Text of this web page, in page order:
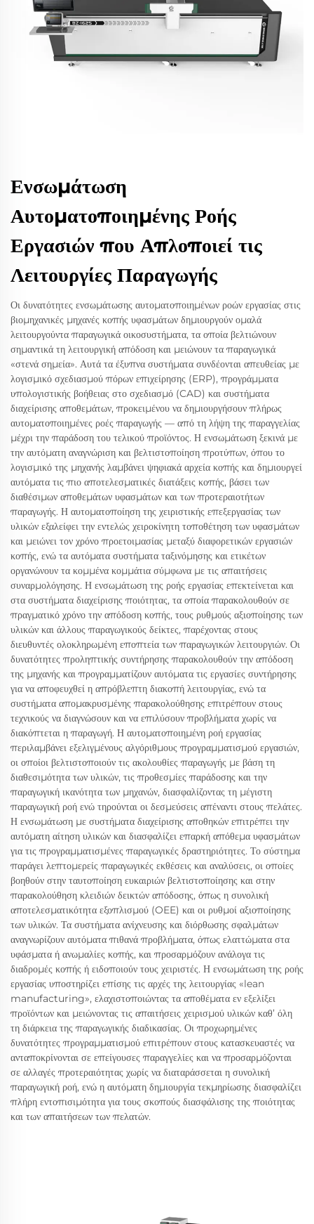
Ενσωμάτωση
Αυτοματοποιημένης Ροής
Εργασιών που Απλοποιεί τις
Λειτουργίες Παραγωγής
Οι δυνατότητες ενσωμάτωσης αυτοματοποιημένων ροών εργασίας στις
βιομηχανικές μηχανές κοπής υφασμάτων δημιουργούν ομαλά
λειτουργούντα παραγωγικά οικοσυστήματα, τα οποία βελτιώνουν
σημαντικά τη λειτουργική απόδοση και μειώνουν τα παραγωγικά
«στενά σημεία». Αυτά τα έξυπνα συστήματα συνδέονται απευθείας με
λογισμικό σχεδιασμού πόρων επιχείρησης (ERP), προγράμματα
υπολογιστικής βοήθειας στο σχεδιασμό (CAD) και συστήματα
διαχείρισης αποθεμάτων, προκειμένου να δημιουργήσουν πλήρως
αυτοματοποιημένες ροές παραγωγής — από τη λήψη της παραγγελίας
μέχρι την παράδοση του τελικού προϊόντος. Η ενσωμάτωση ξεκινά με
την αυτόματη αναγνώριση και βελτιστοποίηση προτύπων, όπου το
λογισμικό της μηχανής λαμβάνει ψηφιακά αρχεία κοπής και δημιουργεί
αυτόματα τις πιο αποτελεσματικές διατάξεις κοπής, βάσει των
διαθέσιμων αποθεμάτων υφασμάτων και των προτεραιοτήτων
παραγωγής. Η αυτοματοποίηση της χειριστικής επεξεργασίας των
υλικών εξαλείφει την εντελώς χειροκίνητη τοποθέτηση των υφασμάτων
και μειώνει τον χρόνο προετοιμασίας μεταξύ διαφορετικών εργασιών
κοπής, ενώ τα αυτόματα συστήματα ταξινόμησης και ετικέτων
οργανώνουν τα κομμένα κομμάτια σύμφωνα με τις απαιτήσεις
συναρμολόγησης. Η ενσωμάτωση της ροής εργασίας επεκτείνεται και
στα συστήματα διαχείρισης ποιότητας, τα οποία παρακολουθούν σε
πραγματικό χρόνο την απόδοση κοπής, τους ρυθμούς αξιοποίησης των
υλικών και άλλους παραγωγικούς δείκτες, παρέχοντας στους
διευθυντές ολοκληρωμένη εποπτεία των παραγωγικών λειτουργιών. Οι
δυνατότητες προληπτικής συντήρησης παρακολουθούν την απόδοση
της μηχανής και προγραμματίζουν αυτόματα τις εργασίες συντήρησης
για να αποφευχθεί η απρόβλεπτη διακοπή λειτουργίας, ενώ τα
συστήματα απομακρυσμένης παρακολούθησης επιτρέπουν στους
τεχνικούς να διαγνώσουν και να επιλύσουν προβλήματα χωρίς να
διακόπτεται η παραγωγή. Η αυτοματοποιημένη ροή εργασίας
περιλαμβάνει εξελιγμένους αλγόριθμους προγραμματισμού εργασιών,
οι οποίοι βελτιστοποιούν τις ακολουθίες παραγωγής με βάση τη
διαθεσιμότητα των υλικών, τις προθεσμίες παράδοσης και την
παραγωγική ικανότητα των μηχανών, διασφαλίζοντας τη μέγιστη
παραγωγική ροή ενώ τηρούνται οι δεσμεύσεις απέναντι στους πελάτες.
Η ενσωμάτωση με συστήματα διαχείρισης αποθηκών επιτρέπει την
αυτόματη αίτηση υλικών και διασφαλίζει επαρκή απόθεμα υφασμάτων
για τις προγραμματισμένες παραγωγικές δραστηριότητες. Το σύστημα
παράγει λεπτομερείς παραγωγικές εκθέσεις και αναλύσεις, οι οποίες
βοηθούν στην ταυτοποίηση ευκαιριών βελτιστοποίησης και στην
παρακολούθηση κλειδιών δεικτών απόδοσης, όπως η συνολική
αποτελεσματικότητα εξοπλισμού (OEE) και οι ρυθμοί αξιοποίησης
των υλικών. Τα συστήματα ανίχνευσης και διόρθωσης σφαλμάτων
αναγνωρίζουν αυτόματα πιθανά προβλήματα, όπως ελαττώματα στα
υφάσματα ή ανωμαλίες κοπής, και προσαρμόζουν ανάλογα τις
διαδρομές κοπής ή ειδοποιούν τους χειριστές. Η ενσωμάτωση της ροής
εργασίας υποστηρίζει επίσης τις αρχές της λειτουργίας «lean
manufacturing», ελαχιστοποιώντας τα αποθέματα εν εξελίξει
προϊόντων και μειώνοντας τις απαιτήσεις χειρισμού υλικών καθ’ όλη
τη διάρκεια της παραγωγικής διαδικασίας. Οι προχωρημένες
δυνατότητες προγραμματισμού επιτρέπουν στους κατασκευαστές να
ανταποκρίνονται σε επείγουσες παραγγελίες και να προσαρμόζονται
σε αλλαγές προτεραιότητας χωρίς να διαταράσσεται η συνολική
παραγωγική ροή, ενώ η αυτόματη δημιουργία τεκμηρίωσης διασφαλίζει
πλήρη εντοπισιμότητα για τους σκοπούς διασφάλισης της ποιότητας
και των απαιτήσεων των πελατών.